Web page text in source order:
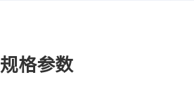
规格参数